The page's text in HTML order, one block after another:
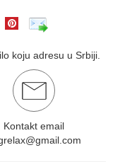
koju adresu u Srbiji.
Kontakt email